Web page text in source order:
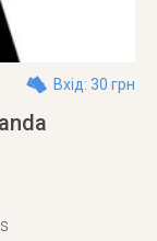
Вхід: 30 грн